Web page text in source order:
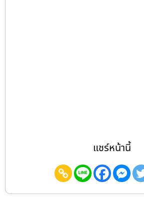
แชร์หน้านี้